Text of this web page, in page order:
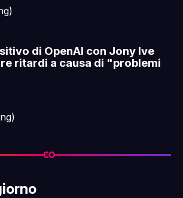
di OpenAI con Jony Ive
ritardi a causa di "problemi